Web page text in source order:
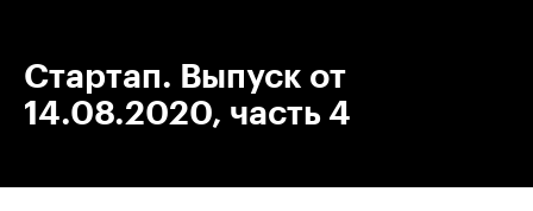
Стартап. Выпуск от
14.08.2020, часть 4